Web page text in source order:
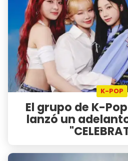
K-POP
El grupo de K-Pop
lanzó un